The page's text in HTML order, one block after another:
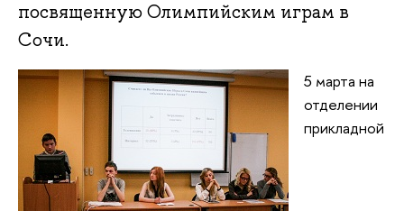
посвященную Олимпийским играм в
Сочи.
5 марта на
отделении
прикладной